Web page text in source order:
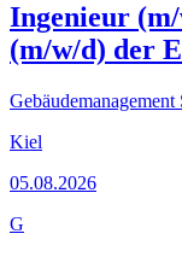
Ingenieur
(m/w/d) der
Kiel
05.08.2026
G